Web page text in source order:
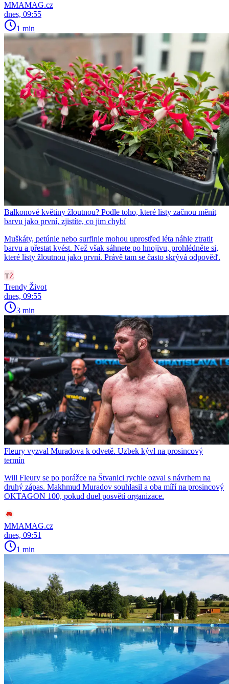
MMAMAG.cz
dnes, 09:55
1 min
Balkonové květiny žloutnou? Podle toho, které listy začnou měnit
barvu jako první, zjistíte, co jim chybí
Muškáty, petúnie nebo surfinie mohou uprostřed léta náhle ztratit
barvu a přestat kvést. Než však sáhnete po hnojivu, prohlédněte si,
které listy žloutnou jako první. Právě tam se často skrývá odpověď.
Trendy Život
dnes, 09:55
3 min
Fleury vyzval Muradova k odvetě. Uzbek kývl na prosincový
termín
Will Fleury se po porážce na Štvanici rychle ozval s návrhem na
druhý zápas. Makhmud Muradov souhlasil a oba míří na prosincový
OKTAGON 100, pokud duel posvětí organizace.
MMAMAG.cz
dnes, 09:51
1 min